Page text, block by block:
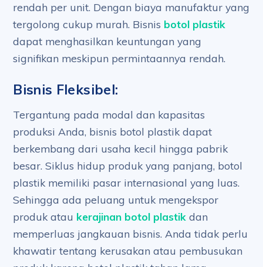
rendah per unit. Dengan biaya manufaktur yang
tergolong cukup murah. Bisnis botol plastik
dapat menghasilkan keuntungan yang
signifikan meskipun permintaannya rendah.
Bisnis Fleksibel:
Tergantung pada modal dan kapasitas
produksi Anda, bisnis botol plastik dapat
berkembang dari usaha kecil hingga pabrik
besar. Siklus hidup produk yang panjang, botol
plastik memiliki pasar internasional yang luas.
Sehingga ada peluang untuk mengekspor
produk atau kerajinan botol plastik dan
memperluas jangkauan bisnis. Anda tidak perlu
khawatir tentang kerusakan atau pembusukan